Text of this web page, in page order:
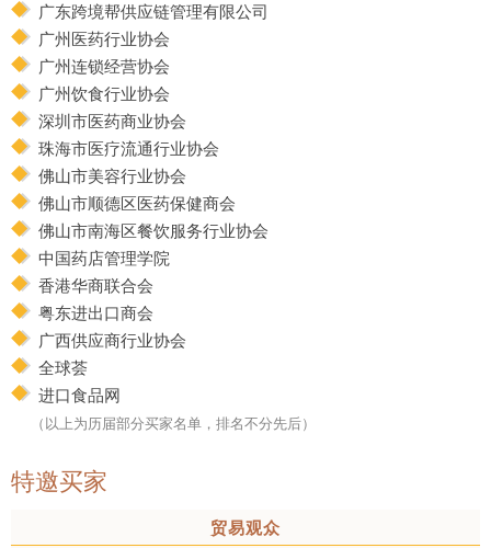
广东跨境帮供应链管理有限公司
广州医药行业协会
广州连锁经营协会
广州饮食行业协会
深圳市医药商业协会
珠海市医疗流通行业协会
佛山市美容行业协会
佛山市顺德区医药保健商会
佛山市南海区餐饮服务行业协会
中国药店管理学院
香港华商联合会
粤东进出口商会
广西供应商行业协会
全球荟
进口食品网
（以上为历届部分买家名单，排名不分先后）
特邀买家
贸易观众